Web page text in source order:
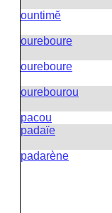
ountimĕ
oureboure
oureboure
ourebourou
pacou
padaïe
padarène